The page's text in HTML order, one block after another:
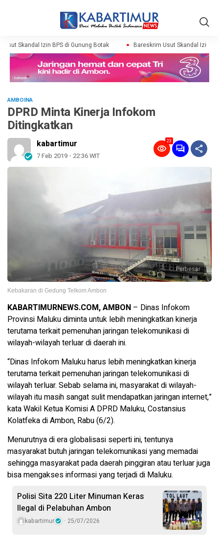
Skandal Izin BPS di Gunung Botak Bareskrim Usut Skandal Izin
AMBOINA
DPRD Minta Kinerja Infokom
Ditingkatkan
kabartimur
7 Feb 2019 - 22:36 WIT
23
Perbesar
Kebakaran di Gedung Telkom Ambon
KABARTIMURNEWS.COM, AMBON – Dinas Infokom
Provinsi Maluku diminta untuk lebih meningkatkan kinerja
terutama terkait pemenuhan jaringan telekomunikasi di
wilayah-wilayah terluar di daerah ini.
“Dinas Infokom Maluku harus lebih meningkatkan kinerja
terutama terkait pemenuhan jaringan telekomunikasi di
wilayah terluar. Sebab selama ini, masyarakat di wilayah-
wilayah itu masih sangat sulit mendapatkan jaringan internet,”
kata Wakil Ketua Komisi A DPRD Maluku, Costansius
Kolatfeka di Ambon, Rabu (6/2).
Menurutnya di era globalisasi seperti ini, tentunya
masyarakat butuh jaringan telekomunikasi yang memadai
sehingga masyarakat pada daerah pinggiran atau terluar juga
bisa mengakses informasi yang terjadi di Maluku.
Polisi Sita 220 Liter Minuman Keras
Ilegal di Pelabuhan Ambon
kabartimur 25/07/2026